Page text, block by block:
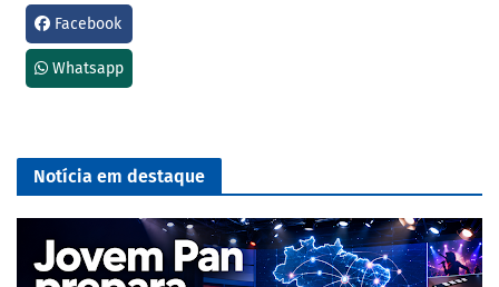
Facebook
Whatsapp
Notícia em destaque